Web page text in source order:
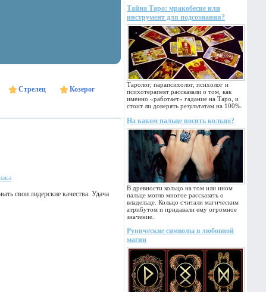
Тайна Таро: мракобесие или
инструмент для подсознания?
Таролог, парапсихолог, психолог и
психотерапевт рассказали о том, как
именно «работает» гадание на Таро, и
стоит ли доверять результатам на 100%.
На каком пальце носить кольцо?
В древности кольцо на том или ином
пальце могло многое рассказать о
владельце. Кольцо считали магическим
атрибутом и придавали ему огромное
значение.
Рунические символы в любовной
магии
Стрелец
Козерог
свои лидерские качества. Удача